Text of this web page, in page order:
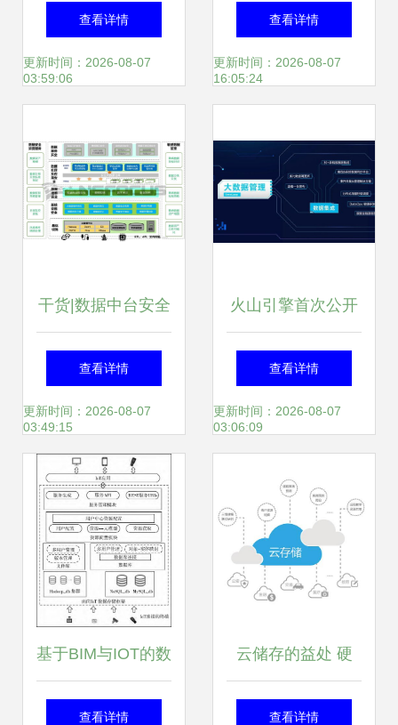
味着什么?5G如何
驱动工业4.0
查看详情
更新时间：2026-08-07
03:59:06
系统组成与数据处
理、存储服务详解
查看详情
更新时间：2026-08-07
16:05:24
干货|数据中台安全
体系构建方法论
查看详情
更新时间：2026-08-07
03:49:15
火山引擎首次公开
数据技术图谱 TOB
市场能力“长出
储新范式
查看详情
更新时间：2026-08-07
03:06:09
基于BIM与IOT的数
据交互方案
查看详情
云储存的益处 硬
件、大数据与云计
查看详情